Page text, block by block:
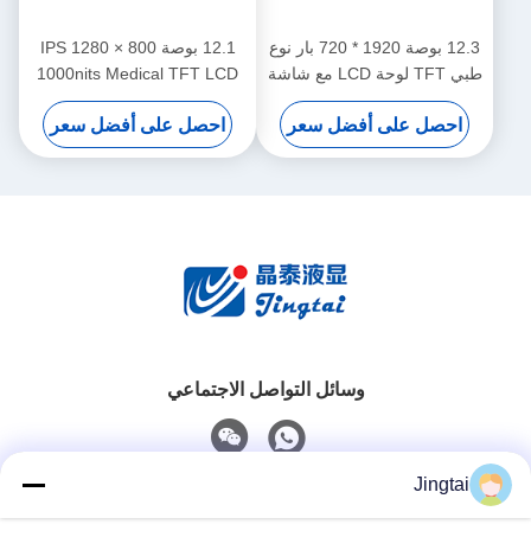
12.3 بوصة 1920 * 720 بار نوع
طبي TFT لوحة LCD مع شاشة
لمسة CTP
احصل على أفضل سعر
12.1 بوصة IPS 1280 × 800
1000nits Medical TFT LCD
Touch Display Module
احصل على أفضل سعر
وسائل التواصل الاجتماعي
Jingtai